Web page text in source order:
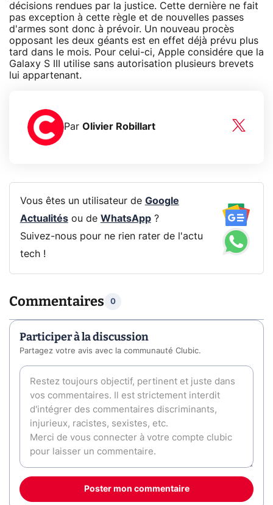
décisions rendues par la justice. Cette dernière ne fait
pas exception à cette règle et de nouvelles passes
d'armes sont donc à prévoir. Un nouveau procès
opposant les deux géants est en effet déjà prévu plus
tard dans le mois. Pour celui-ci, Apple considére que la
Galaxy S III utilise sans autorisation plusieurs brevets
lui appartenant.
Par Olivier Robillart
Vous êtes un utilisateur de Google
Actualitésou de WhatsApp?
Suivez-nous pour ne rien rater de l'actu
tech !
Commentaires 0
Participer à la discussion
Partagez votre avis avec la communauté Clubic.
Poster mon commentaire